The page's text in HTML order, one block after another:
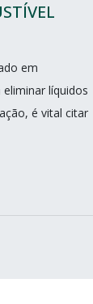
em
líquidos
é vital citar